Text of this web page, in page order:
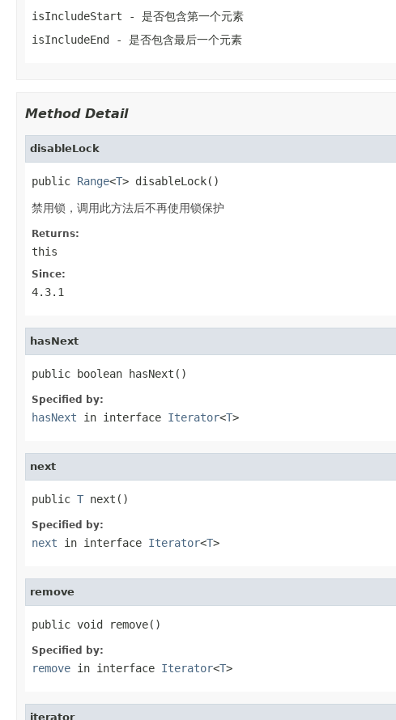
isIncludeStart - 是否包含第一个元素
isIncludeEnd - 是否包含最后一个元素
Method Detail
disableLock
public Range<T> disableLock()
禁用锁，调用此方法后不再使用锁保护
Returns:
this
Since:
4.3.1
hasNext
public boolean hasNext()
Specified by:
hasNext in interface Iterator<T>
next
public T next()
Specified by:
next in interface Iterator<T>
remove
public void remove()
Specified by:
remove in interface Iterator<T>
iterator